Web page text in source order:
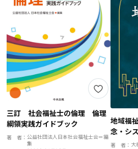
三訂 社会福祉士の倫理 倫理
綱領実践ガイドブック
著 者：公益社団法人日本社会福祉士会＝編
集
地域福
念・シ
ーシャ
著 者： 大